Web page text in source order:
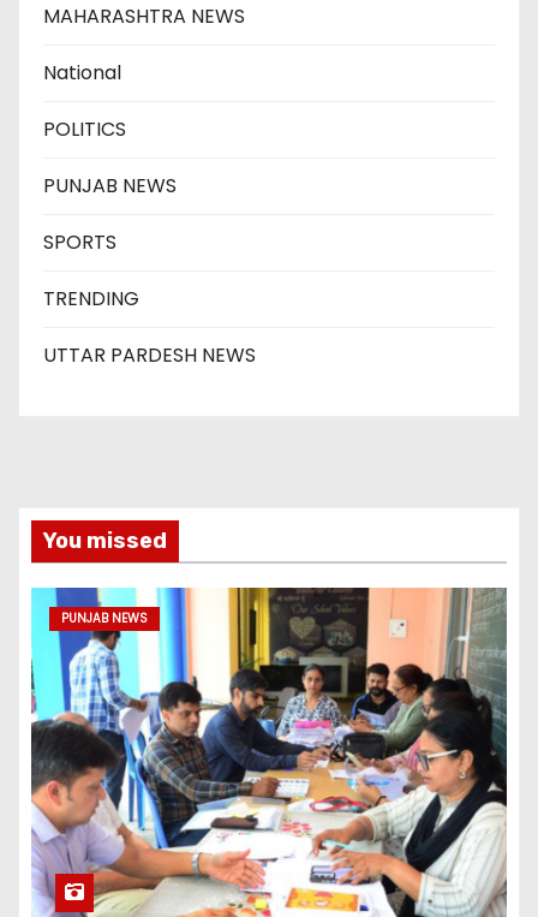
MAHARASHTRA NEWS
National
POLITICS
PUNJAB NEWS
SPORTS
TRENDING
UTTAR PARDESH NEWS
You missed
PUNJAB NEWS